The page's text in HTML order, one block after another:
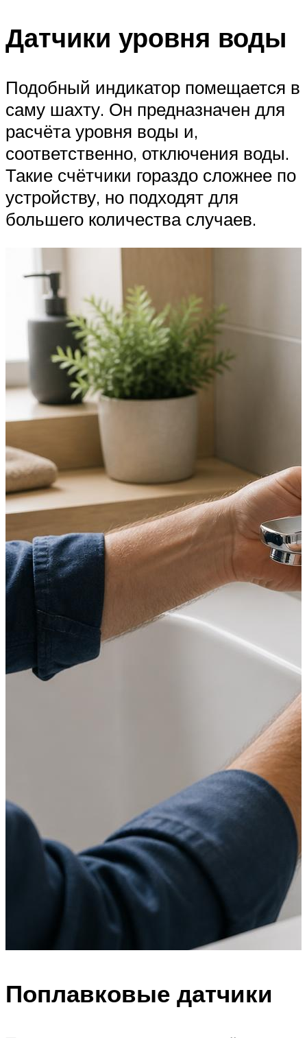
Датчики уровня воды
Подобный индикатор помещается в
саму шахту. Он предназначен для
расчёта уровня воды и,
соответственно, отключения воды.
Такие счётчики гораздо сложнее по
устройству, но подходят для
большего количества случаев.
Поплавковые датчики